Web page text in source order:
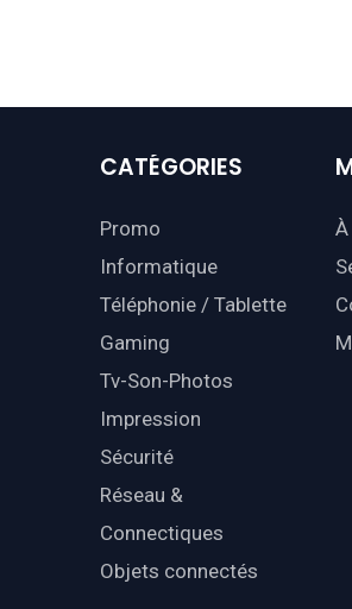
CATÉGORIES
Promo
Informatique
Téléphonie / Tablette
Gaming
Tv-Son-Photos
Impression
Sécurité
Réseau &
Connectiques
Objets connectés